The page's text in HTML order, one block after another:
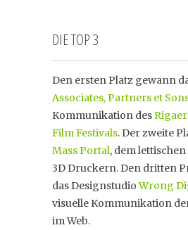
DIE TOP 3
Den ersten Platz gewann
Associates, Partners et
Kommunikation des
Film Festivals. Der zweite
Mass Portal, dem
3D Druckern. Den dritten
das DesignstudioWrong
visuelle Kommunikation
im Web.